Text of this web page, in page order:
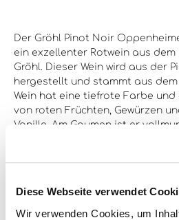
Diese Webseite verwendet
Wir verwenden Cookies, um
Der Gröhl Pinot Noir
ein exzellenter Rotwein aus
Gröhl. Dieser Wein wird aus der
hergestellt und stammt aus dem
Wein hat eine tiefrote Farbe
von roten Früchten, Gewürzen
Vanille. Am Gaumen ist er
einer perfekten Balance
Abgang ist lang und angenehm
Fleisch, Wild und Käse. Die
Fassungsvermögen von 1,5